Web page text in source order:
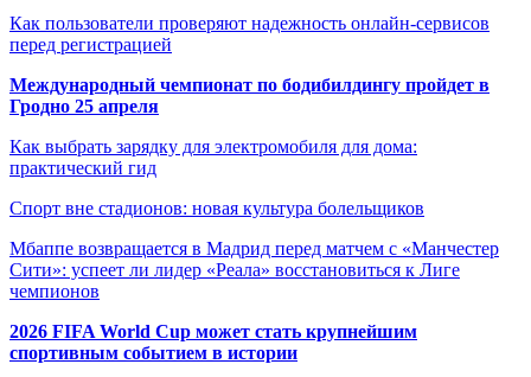
Как пользователи проверяют надежность онлайн-сервисов
перед регистрацией
Международный чемпионат по бодибилдингу пройдет в
Гродно 25 апреля
Как выбрать зарядку для электромобиля для дома:
практический гид
Спорт вне стадионов: новая культура болельщиков
Мбаппе возвращается в Мадрид перед матчем с «Манчестер
Сити»: успеет ли лидер «Реала» восстановиться к Лиге
чемпионов
2026 FIFA World Cup может стать крупнейшим
спортивным событием в истории